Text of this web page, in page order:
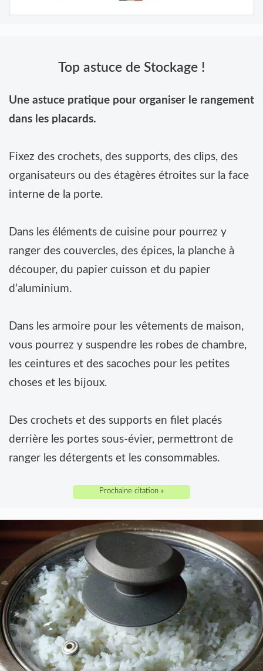
Top astuce de Stockage !
Une astuce pratique pour organiser le rangement
dans les placards.
Fixez des crochets, des supports, des clips, des
organisateurs ou des étagères étroites sur la face
interne de la porte.
Dans les éléments de cuisine pour pourrez y
ranger des couvercles, des épices, la planche à
découper, du papier cuisson et du papier
d’aluminium.
Dans les armoire pour les vêtements de maison,
vous pourrez y suspendre les robes de chambre,
les ceintures et des sacoches pour les petites
choses et les bijoux.
Des crochets et des supports en filet placés
derrière les portes sous-évier, permettront de
ranger les détergents et les consommables.
Prochaine citation »